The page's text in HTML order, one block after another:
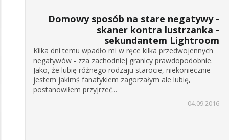
Domowy sposób na stare negatywy -
skaner kontra lustrzanka -
sekundantem Lightroom
Kilka dni temu wpadło mi w ręce kilka przedwojennych
negatywów - zza zachodniej granicy prawdopodobnie.
Jako, że lubię różnego rodzaju starocie, niekoniecznie
jestem jakimś fanatykiem zagorzałym ale lubię,
postanowiłem przyjrzeć...
04.09.2016